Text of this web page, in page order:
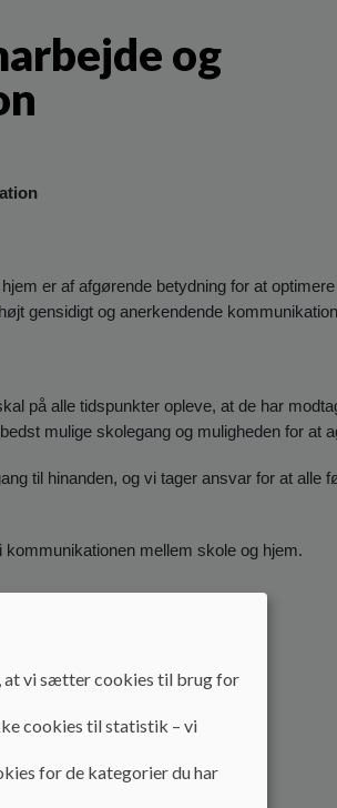
og
er af afgørende betydning for at
gensidigt og anerkendende
på alle tidspunkter opleve, at de har
mulige skolegang og muligheden for at
til hinanden, og vi tager ansvar for at alle
mellem skole og hjem.
benyttes:
at vi sætter cookies til brug for
cookies til statistik – vi
for de kategorier du har